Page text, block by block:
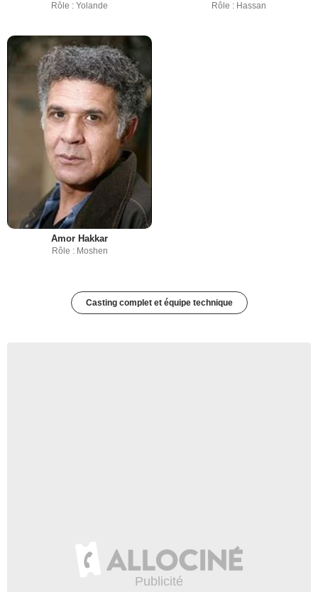
Rôle : Yolande Rôle : Hassan
Amor Hakkar
Rôle : Moshen
Casting complet et équipe technique